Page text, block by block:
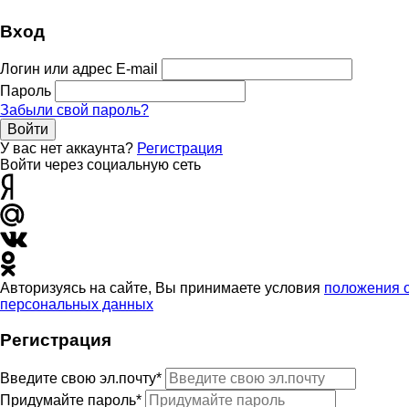
Вход
Логин или адрес E-mail
Пароль
Забыли свой пароль?
Войти
У вас нет аккаунта? Регистрация
Войти через социальную сеть
Авторизуясь на сайте, Вы принимаете условия положения
персональных данных
Регистрация
Введите свою эл.почту*
Придумайте пароль*